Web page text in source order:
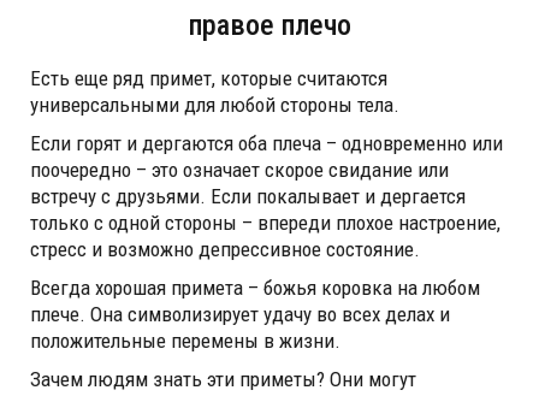
правое плечо
Есть еще ряд примет, которые считаются
универсальными для любой стороны тела.
Если горят и дергаются оба плеча – одновременно или
поочередно – это означает скорое свидание или
встречу с друзьями. Если покалывает и дергается
только с одной стороны – впереди плохое настроение,
стресс и возможно депрессивное состояние.
Всегда хорошая примета – божья коровка на любом
плече. Она символизирует удачу во всех делах и
положительные перемены в жизни.
Зачем людям знать эти приметы? Они могут